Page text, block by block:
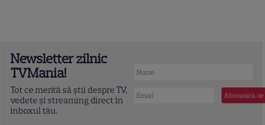
Newsletter zilnic
TVMania!
Tot ce merită să știi despre TV,
vedete și streaming direct în
inboxul tău.